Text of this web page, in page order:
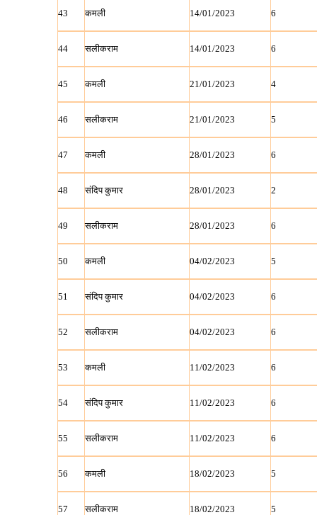
43 कमली 14/01/2023 6
44 सलीकराम 14/01/2023 6
45 कमली 21/01/2023 4
46 सलीकराम 21/01/2023 5
47 कमली 28/01/2023 6
48 संदिप कुमार 28/01/2023 2
49 सलीकराम 28/01/2023 6
50 कमली 04/02/2023 5
51 संदिप कुमार 04/02/2023 6
52 सलीकराम 04/02/2023 6
53 कमली 11/02/2023 6
54 संदिप कुमार 11/02/2023 6
55 सलीकराम 11/02/2023 6
56 कमली 18/02/2023 5
57 सलीकराम 18/02/2023 5